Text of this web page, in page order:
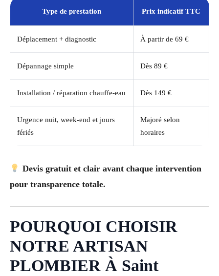
Type de prestation Prix indicatif TTC
Déplacement + diagnostic À partir de 69 €
Dépannage simple Dès 89 €
Installation / réparation chauffe-eau Dès 149 €
Urgence nuit, week-end et jours
fériés
Majoré selon
horaires
Devis gratuit et clair avant chaque intervention
pour transparence totale.
POURQUOI CHOISIR
NOTRE ARTISAN
PLOMBIER À Saint